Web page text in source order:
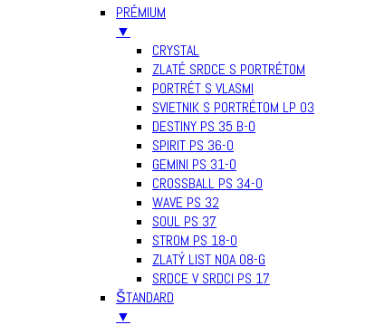
PRÉMIUM
▼
CRYSTAL
ZLATÉ SRDCE S PORTRÉTOM
PORTRÉT S VLASMI
SVIETNIK S PORTRÉTOM LP 03
DESTINY PS 35 B-0
SPIRIT PS 36-0
GEMINI PS 31-0
CROSSBALL PS 34-0
WAVE PS 32
SOUL PS 37
STROM PS 18-0
ZLATÝ LIST NOA 08-G
SRDCE V SRDCI PS 17
ŠTANDARD
▼